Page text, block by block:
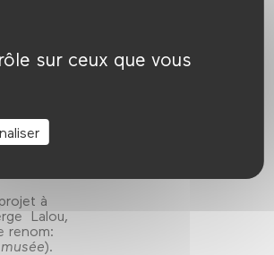
sur ceux que vous
à
Lalou,
renom:
).